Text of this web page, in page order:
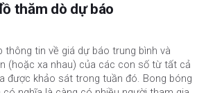
thăm dò dự báo
thông tin về giá dự báo trung bình và
(hoặc xa nhau) của các con số từ tất cả
được khảo sát trong tuần đó. Bong bóng